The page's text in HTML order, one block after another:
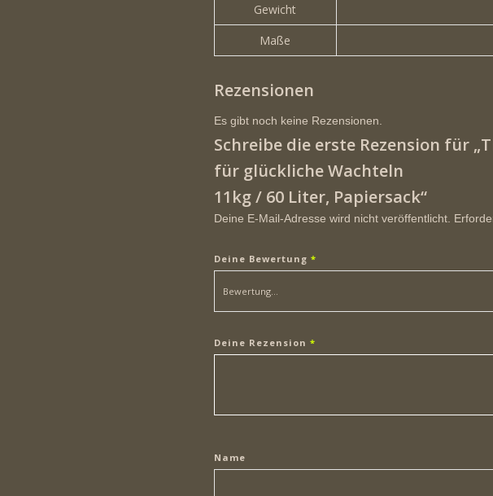
Gewicht
Maße
Rezensionen
Es gibt noch keine Rezensionen.
Schreibe die erste Rezension für
für glückliche Wachteln
11kg / 60 Liter, Papiersack“
Deine E-Mail-Adresse wird nicht veröffentlicht.
Deine Bewertung *
Deine Rezension *
Name